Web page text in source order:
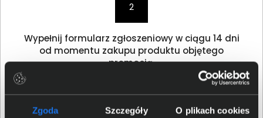
Zgoda Szczegóły O plikach cookies
2
Wypełnij formularz zgłoszeniowy w ciągu 14 dni
od momentu zakupu produktu objętego
promocją.
FORMULARZ